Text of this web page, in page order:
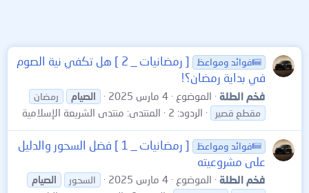
فوائد ومواعظ
[ رمضانيات _ 2 ] هل تكفي نية الصوم
في بداية رمضان؟!
فخم الطلة الموضوع 4 مارس 2025 الصيام
رمضان
مقطع قصير
الردود: 2 المنتدى: منتدى الشريعة الإسلامية
فوائد ومواعظ
[ رمضانيات _ 1 ] فضل السحور والدليل
على مشروعيته
فخم الطلة الموضوع 4 مارس 2025 السحور
الصيام